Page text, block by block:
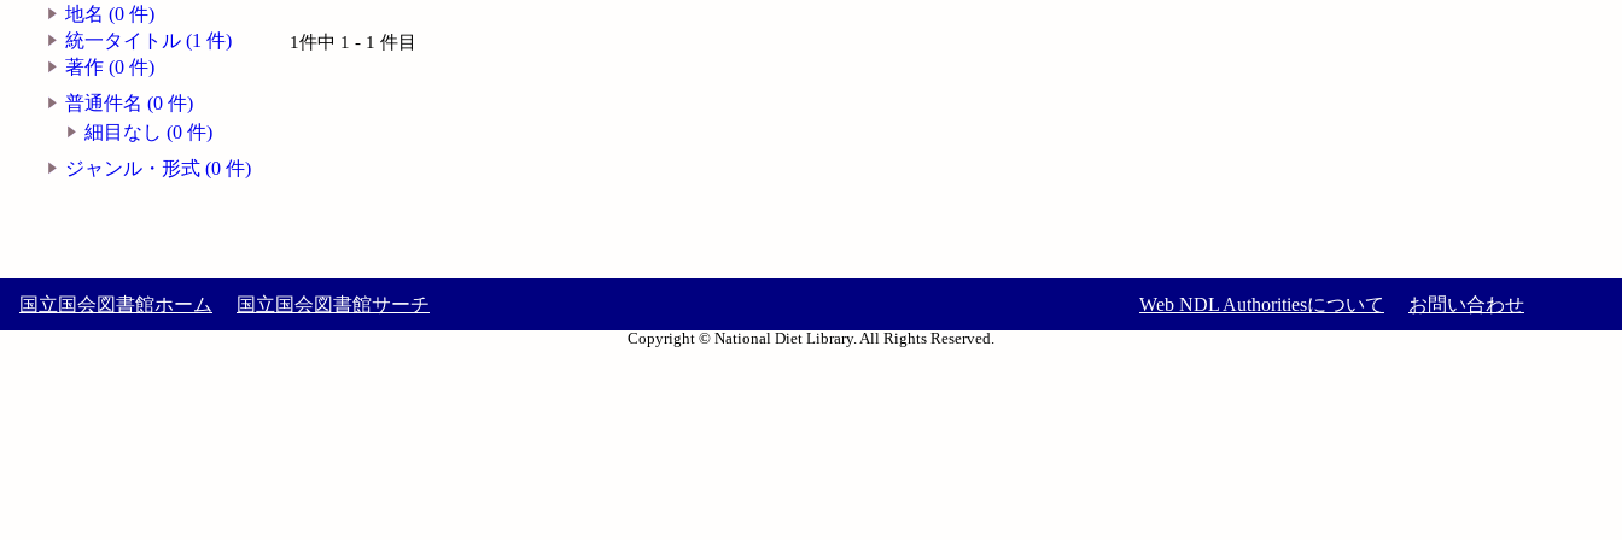
地名 (0 件)
統一タイトル (1 件)
著作 (0 件)
普通件名 (0 件)
細目なし (0 件)
ジャンル・形式 (0 件)
1件中 1 - 1 件目
国立国会図書館ホーム 国立国会図書館サーチ Web NDL Authoritiesについて お問い合わせ
Copyright © National Diet Library. All Rights Reserved.